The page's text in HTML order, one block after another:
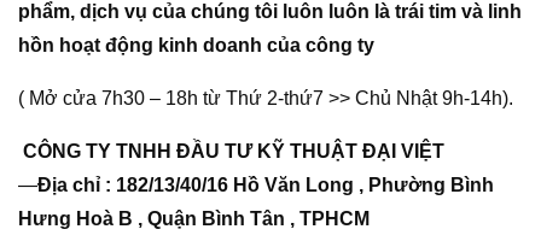
phẩm, dịch vụ của chúng tôi luôn luôn là trái tim và linh
hồn hoạt động kinh doanh của công ty
( Mở cửa 7h30 – 18h từ Thứ 2-thứ7 >> Chủ Nhật 9h-14h).
CÔNG TY TNHH ĐẦU TƯ KỸ THUẬT ĐẠI VIỆT
—Địa chỉ : 182/13/40/16 Hồ Văn Long , Phường Bình
Hưng Hoà B , Quận Bình Tân , TPHCM